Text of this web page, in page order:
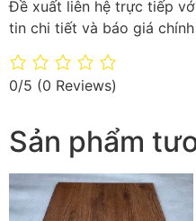
Đề xuất liên hệ trực tiếp
tin chi tiết và báo giá
0/5 (0 Reviews)
Sản phẩm